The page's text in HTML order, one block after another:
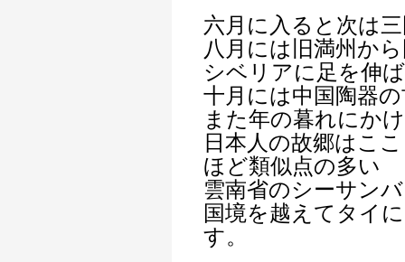
六月に入ると次は
八月には旧満州か
シベリアに足を伸
十月には中国陶器
また年の暮れにか
日本人の故郷はこ
ほど類似点の多い
雲南省のシーサン
国境を越えてタイ
す。